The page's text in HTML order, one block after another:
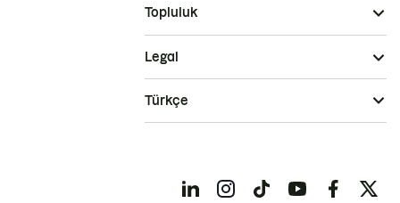
Topluluk
Legal
Türkçe